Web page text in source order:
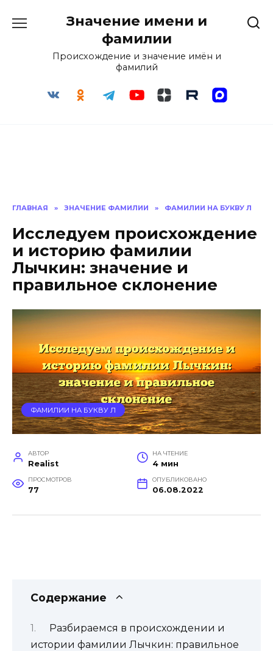
Значение имени и
фамилии
Происхождение и значение имён и
фамилий
ГЛАВНАЯ » ЗНАЧЕНИЕ ФАМИЛИИ » ФАМИЛИИ НА БУКВУ Л
Исследуем происхождение
и историю фамилии
Лычкин: значение и
правильное склонение
ФАМИЛИИ НА БУКВУ Л
АВТОР
Realist
НА ЧТЕНИЕ
4 мин
ПРОСМОТРОВ
77
ОПУБЛИКОВАНО
06.08.2022
Содержание
Разбираемся в происхождении и
истории фамилии Лычкин: правильное